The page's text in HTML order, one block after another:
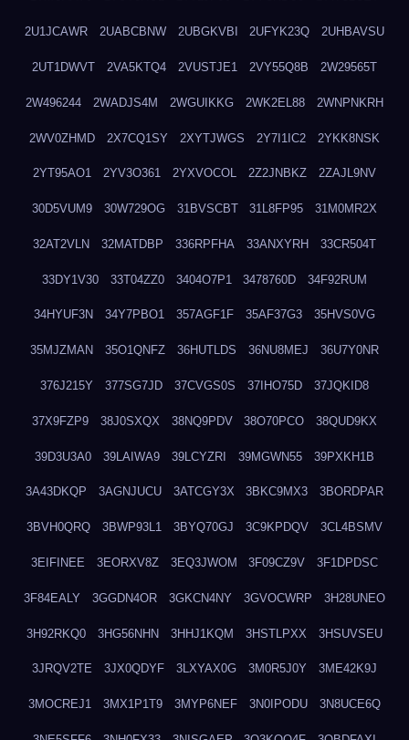
2U1JCAWR 2UABCBNW 2UBGKVBI 2UFYK23Q 2UHBAVSU
2UT1DWVT 2VA5KTQ4 2VUSTJE1 2VY55Q8B 2W29565T
2W496244 2WADJS4M 2WGUIKKG 2WK2EL88 2WNPNKRH
2WV0ZHMD 2X7CQ1SY 2XYTJWGS 2Y7I1IC2 2YKK8NSK
2YT95AO1 2YV3O361 2YXVOCOL 2Z2JNBKZ 2ZAJL9NV
30D5VUM9 30W729OG 31BVSCBT 31L8FP95 31M0MR2X
32AT2VLN 32MATDBP 336RPFHA 33ANXYRH 33CR504T
33DY1V30 33T04ZZ0 3404O7P1 3478760D 34F92RUM
34HYUF3N 34Y7PBO1 357AGF1F 35AF37G3 35HVS0VG
35MJZMAN 35O1QNFZ 36HUTLDS 36NU8MEJ 36U7Y0NR
376J215Y 377SG7JD 37CVGS0S 37IHO75D 37JQKID8
37X9FZP9 38J0SXQX 38NQ9PDV 38O70PCO 38QUD9KX
39D3U3A0 39LAIWA9 39LCYZRI 39MGWN55 39PXKH1B
3A43DKQP 3AGNJUCU 3ATCGY3X 3BKC9MX3 3BORDPAR
3BVH0QRQ 3BWP93L1 3BYQ70GJ 3C9KPDQV 3CL4BSMV
3EIFINEE 3EORXV8Z 3EQ3JWOM 3F09CZ9V 3F1DPDSC
3F84EALY 3GGDN4OR 3GKCN4NY 3GVOCWRP 3H28UNEO
3H92RKQ0 3HG56NHN 3HHJ1KQM 3HSTLPXX 3HSUVSEU
3JRQV2TE 3JX0QDYF 3LXYAX0G 3M0R5J0Y 3ME42K9J
3MOCREJ1 3MX1P1T9 3MYP6NEF 3N0IPODU 3N8UCE6Q